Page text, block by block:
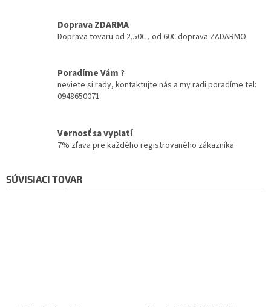
Doprava ZDARMA
Doprava tovaru od 2,50€ , od 60€ doprava ZADARMO
Poradíme Vám ?
neviete si rady, kontaktujte nás a my radi poradíme tel:
0948650071
Vernosť sa vyplatí
7% zľava pre každého registrovaného zákazníka
SÚVISIACI TOVAR